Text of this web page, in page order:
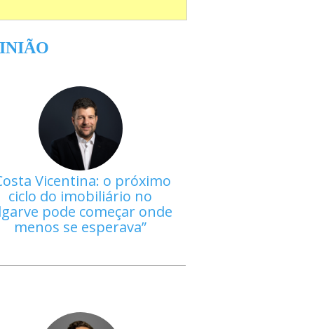
Vicentina: o próximo
ciclo do imobiliário no
pode começar onde
menos se esperava